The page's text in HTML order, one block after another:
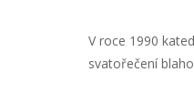
V roce 1990
svatořečení